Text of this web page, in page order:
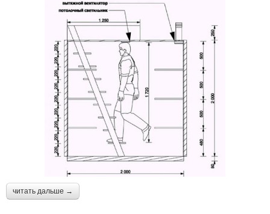
читать дальше →